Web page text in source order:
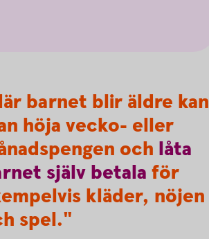
barnet blir äldre kan
höja vecko- eller
och låta
själv betala för
kläder, nöjen
spel."